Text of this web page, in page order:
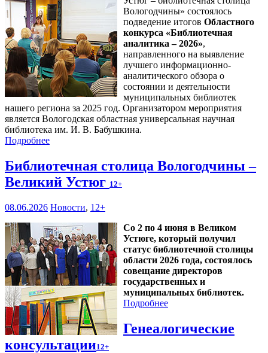
Вологодчины» состоялось
подведение итогов Областного
конкурса «Библиотечная
аналитика – 2026»,
направленного на выявление
лучшего информационно-
аналитического обзора о
состоянии и деятельности
муниципальных библиотек
нашего региона за 2025 год. Организатором мероприятия
является Вологодская областная универсальная научная
библиотека им. И. В. Бабушкина.
Подробнее
Библиотечная столица Вологодчины –
Великий Устюг 12+
08.06.2026 Новости, 12+
Со 2 по 4 июня в Великом
Устюге, который получил
статус библиотечной столицы
области 2026 года, состоялось
совещание директоров
государственных и
муниципальных библиотек.
Подробнее
Генеалогические
консультации12+